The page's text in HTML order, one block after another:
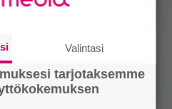
Valintasi
tarjotaksemme